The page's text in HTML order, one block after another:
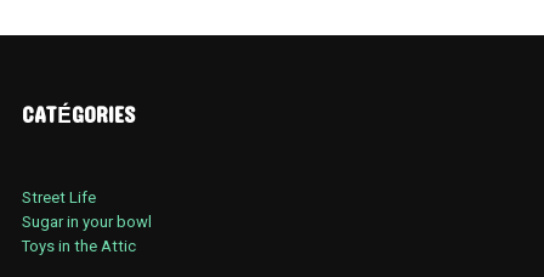
CATÉGORIES
Street Life
Sugar in your bowl
Toys in the Attic